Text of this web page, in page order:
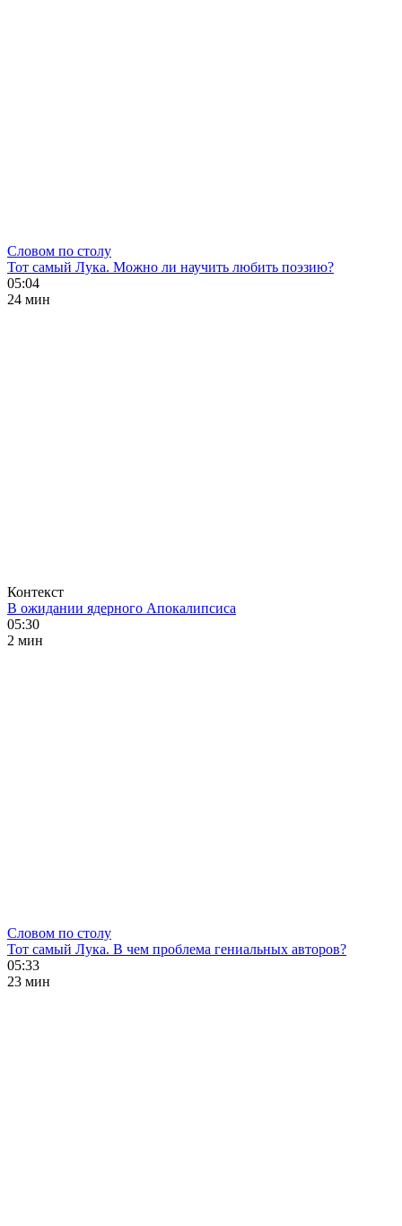
Словом по столу
Тот самый Лука. Можно ли научить любить поэзию?
05:04
24 мин
Контекст
В ожидании ядерного Апокалипсиса
05:30
2 мин
Словом по столу
Тот самый Лука. В чем проблема гениальных авторов?
05:33
23 мин